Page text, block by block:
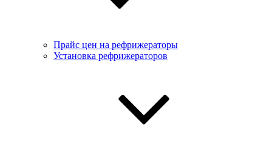
Прайс цен на рефрижераторы
Установка рефрижераторов